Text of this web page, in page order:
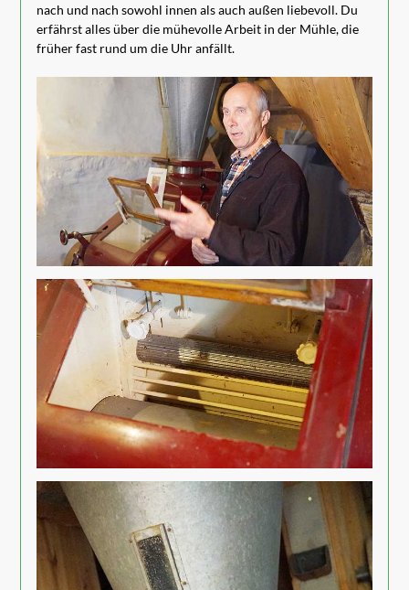
nach und nach sowohl innen als auch außen liebevoll. Du
erfährst alles über die mühevolle Arbeit in der Mühle, die
früher fast rund um die Uhr anfällt.